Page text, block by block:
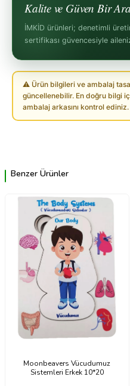
Kalite ve Güven Bir
İMKİD ürünleri; denetimli
sertifikası güvencesiyle
⚠ Ürün bilgileri ve ambalaj
güncellenebilir. En doğru bilgi
ambalaj arkasını kontrol ediniz.
Benzer Ürünler
Moonbeavers Vücudumuz
Sistemleri Erkek 10*20